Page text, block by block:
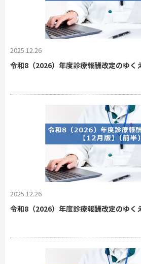
2025.12.26
令和8（2026）年度診療報酬改定のゆく
2025.12.26
令和8（2026）年度診療報酬改定のゆく